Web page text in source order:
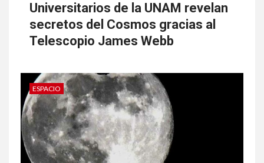
Universitarios de la UNAM revelan
secretos del Cosmos gracias al
Telescopio James Webb
ESPACIO